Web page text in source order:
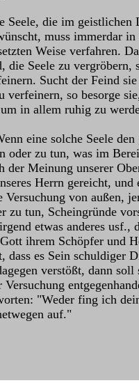
Seele, die im geistlichen
muss immerdar in
Weise verfahren.
die Seele zu vergröbern,
Sucht der Feind
verfeinern, so besorge
in allem ruhig zu
eine solche Seele
oder zu tun, was im
der Meinung unserer
Herrn gereicht, und
Versuchung von außen,
zu tun, Scheingründe
etwas anderes usf.,
ihrem Schöpfer und
dass es Sein schuldiger
verstößt, dann soll
Versuchung
"Weder fing ich
auf."